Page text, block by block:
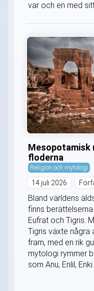
var och en med
Mesopotamisk
floderna
Religion och mytologi
14 juli 2026
Bland världens
finns
Eufrat och Tigris.
Tigris växte några
fram, med en rik
mytologi rymmer
som Anu, Enlil, Enki...